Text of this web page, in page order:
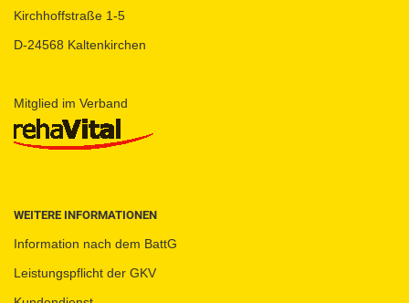
Kirchhoffstraße 1-5
D-24568 Kaltenkirchen
Mitglied im Verband
WEITERE INFORMATIONEN
Information nach dem BattG
Leistungspflicht der GKV